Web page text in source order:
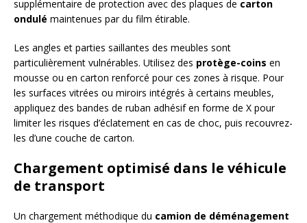
supplémentaire de protection avec des plaques de carton
ondulé maintenues par du film étirable.
Les angles et parties saillantes des meubles sont
particulièrement vulnérables. Utilisez des protège-coins en
mousse ou en carton renforcé pour ces zones à risque. Pour
les surfaces vitrées ou miroirs intégrés à certains meubles,
appliquez des bandes de ruban adhésif en forme de X pour
limiter les risques d’éclatement en cas de choc, puis recouvrez-
les d’une couche de carton.
Chargement optimisé dans le véhicule
de transport
Un chargement méthodique du camion de déménagement